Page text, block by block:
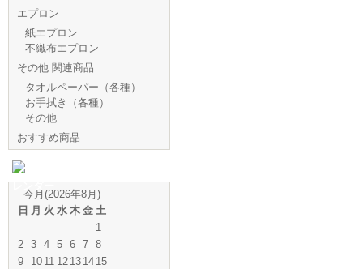
エプロン
紙エプロン
不織布エプロン
その他 関連商品
タオルペーパー（各種）
お手拭き（各種）
その他
おすすめ商品
レンダー
今月(2026年8月)
日 月 火 水 木 金 土
1
2 3 4 5 6 7 8
9
10 11 12 13 14 15